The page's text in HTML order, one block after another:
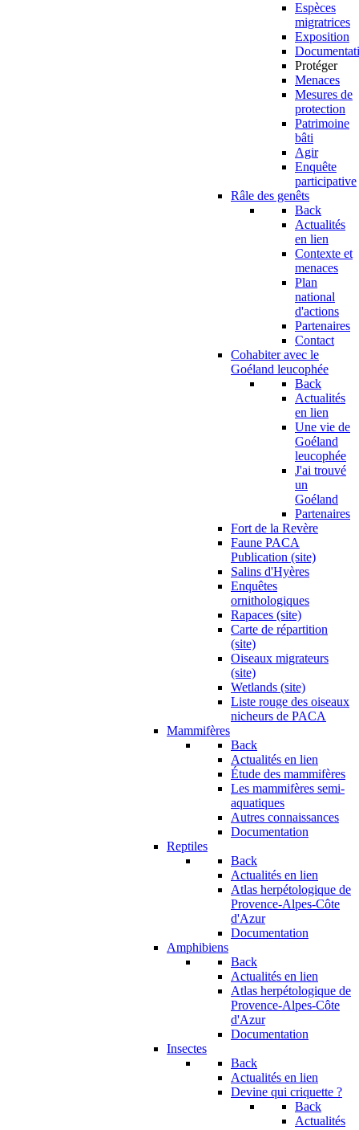
Espèces
migratrices
Exposition
Protéger
Menaces
Mesures de
protection
Patrimoine
bâti
Agir
Enquête
participative
Râle des genêts
Back
Actualités
en lien
Contexte et
menaces
Plan
national
d'actions
Partenaires
Contact
Cohabiter avec le
Goéland leucophée
Back
Actualités
en lien
Une vie de
Goéland
leucophée
J'ai trouvé
un
Goéland
Partenaires
Fort de la Revère
Faune PACA
Publication (site)
Salins d'Hyères
Enquêtes
ornithologiques
Rapaces (site)
Carte de répartition
(site)
Oiseaux migrateurs
(site)
Wetlands (site)
Liste rouge des oiseaux
nicheurs de PACA
Mammifères
Back
Actualités en lien
Étude des mammifères
Les mammifères semi-
aquatiques
Autres connaissances
Documentation
Reptiles
Back
Actualités en lien
Atlas herpétologique de
Provence-Alpes-Côte
d'Azur
Documentation
Amphibiens
Back
Actualités en lien
Atlas herpétologique de
Provence-Alpes-Côte
d'Azur
Documentation
Insectes
Back
Actualités en lien
Devine qui criquette ?
Back
Actualités